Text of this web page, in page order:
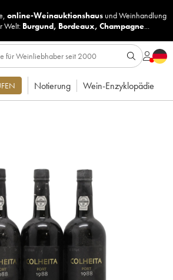
online-Weinauktionshaus undWeinhandlung
Welt: Burgund, Bordeaux, Champagne...
Notierung Wein-Enzyklopädie